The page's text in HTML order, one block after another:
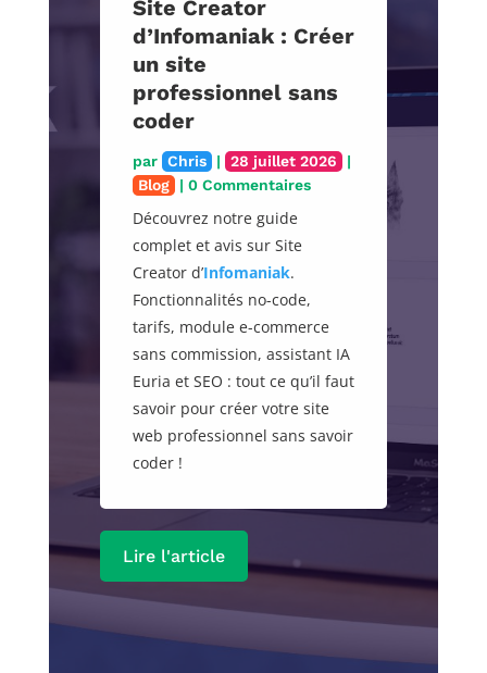
Site Creator
d’Infomaniak : Créer
un site
professionnel sans
coder
par Chris | 28 juillet 2026 |
Blog | 0 Commentaires
Découvrez notre guide
complet et avis sur Site
Creator d’Infomaniak.
Fonctionnalités no-code,
tarifs, module e-commerce
sans commission, assistant IA
Euria et SEO : tout ce qu’il faut
savoir pour créer votre site
web professionnel sans savoir
coder !
Lire l'article